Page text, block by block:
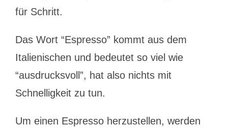
für Schritt.
Das Wort “Espresso” kommt aus dem
Italienischen und bedeutet so viel wie
“ausdrucksvoll”, hat also nichts mit
Schnelligkeit zu tun.
Um einen Espresso herzustellen, werden